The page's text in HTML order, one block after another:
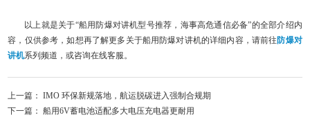
以上就是关于“船用防爆对讲机型号推荐，海事高危通信必备”的全部介绍内
容，仅供参考，如想再了解更多关于船用防爆对讲机的详细内容，请前往防爆对
讲机系列频道，或咨询在线客服。
上一篇：IMO 环保新规落地，航运脱碳进入强制合规期
下一篇：船用6V蓄电池适配多大电压充电器更耐用